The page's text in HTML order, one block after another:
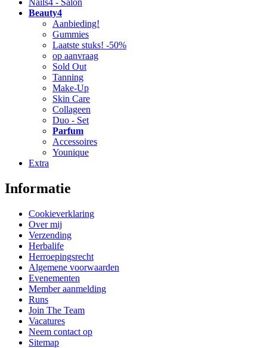
Beauty4
Aanbieding!
Gummies
Laatste stuks! -50%
op aanvraag
Sold Out
Tanning
Make-Up
Skin Care
Collageen
Duo - Set
Parfum
Accessoires
Younique
Extra
Informatie
Cookieverklaring
Over mij
Verzending
Herbalife
Herroepingsrecht
Algemene voorwaarden
Evenementen
Member aanmelding
Runs
Join The Team
Vacatures
Neem contact op
Sitemap